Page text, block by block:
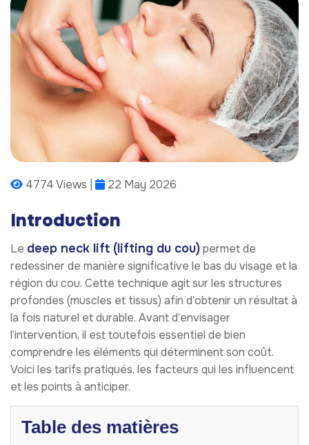
4774 Views | 22 May 2026
Introduction
Le deep neck lift (lifting du cou)permet de
redessiner de manière significative le bas du visage et la
région du cou. Cette technique agit sur les structures
profondes (muscles et tissus) afin d’obtenir un résultat à
la fois naturel et durable. Avant d’envisager
l’intervention, il est toutefois essentiel de bien
comprendre les éléments qui déterminent son coût.
Voici les tarifs pratiqués, les facteurs qui les influencent
et les points à anticiper.
Table des matières